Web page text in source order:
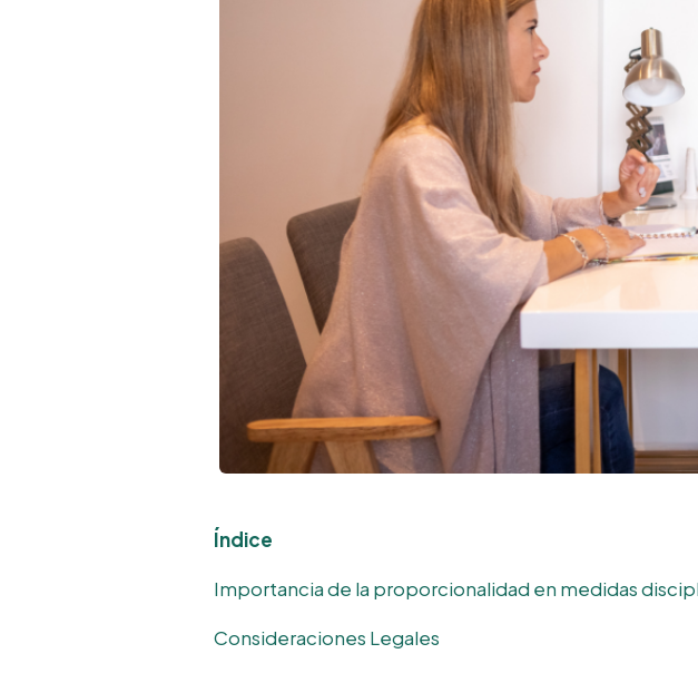
Índice
Importancia de la proporcionalidad en medidas
Consideraciones Legales